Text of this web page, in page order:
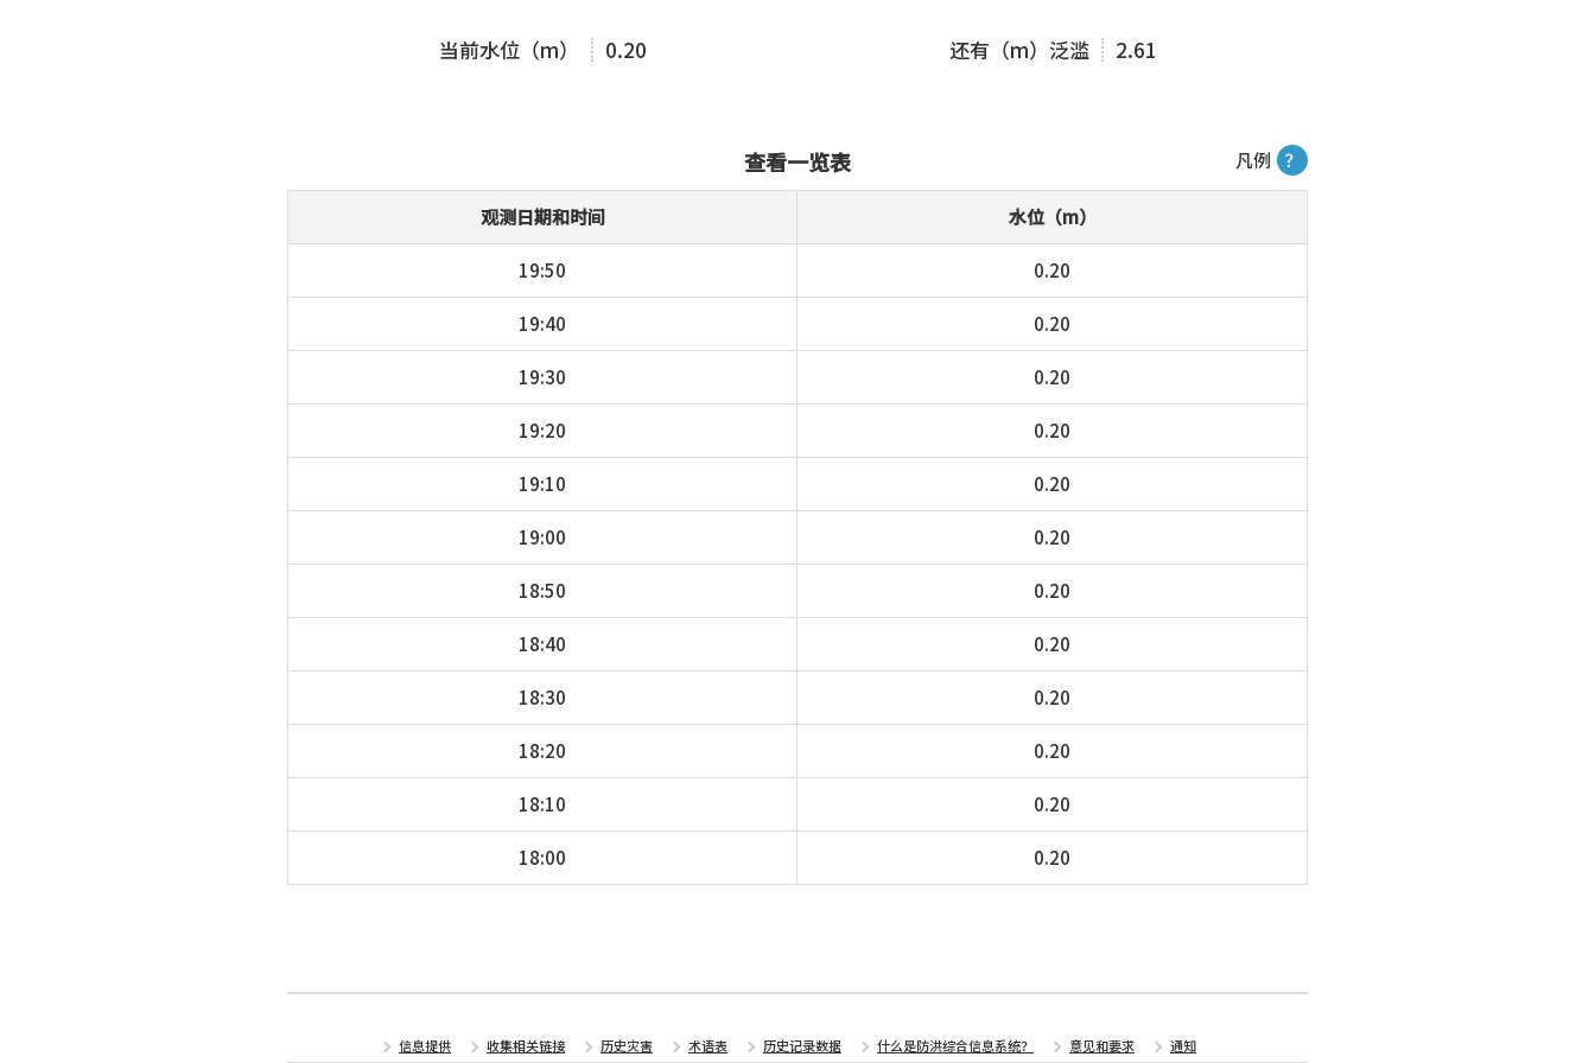
当前水位（m） 0.20 还有（m）泛滥 2.61
凡例 ？
查看一览表
观测日期和时间 水位（m）
19:50 0.20
19:40 0.20
19:30 0.20
19:20 0.20
19:10 0.20
19:00 0.20
18:50 0.20
18:40 0.20
18:30 0.20
18:20 0.20
18:10 0.20
18:00 0.20
信息提供 收集相关链接 历史灾害 术语表 历史记录数据 什么是防洪综合信息系统？ 意见和要求 通知